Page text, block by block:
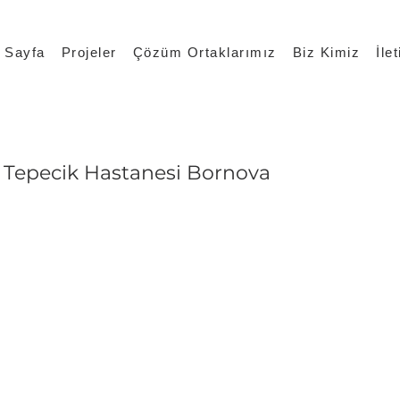
Sayfa Projeler Çözüm Ortaklarımız Biz Kimiz
Tepecik Hastanesi Bornova